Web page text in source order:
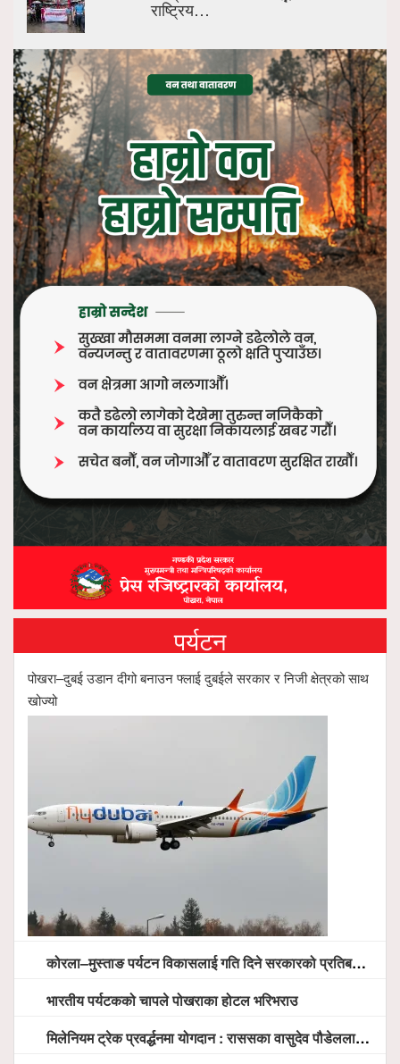
राष्ट्रिय…
पर्यटन
पोखरा–दुबई उडान दीगो बनाउन फ्लाई दुबईले सरकार र निजी क्षेत्रको साथ
खोज्यो
कोरला–मुस्ताङ पर्यटन विकासलाई गति दिने सरकारको प्रतिबद्धता, स्थानीय सरोकारवालासँग व्यापक छलफल
भारतीय पर्यटकको चापले पोखराका होटल भरिभराउ
मिलेनियम ट्रेक प्रवर्द्धनमा योगदान : राससका वासुदेव पौडेललाई ‘मिलेनियम ट्रेक अवार्ड’ प्रदान गरिने